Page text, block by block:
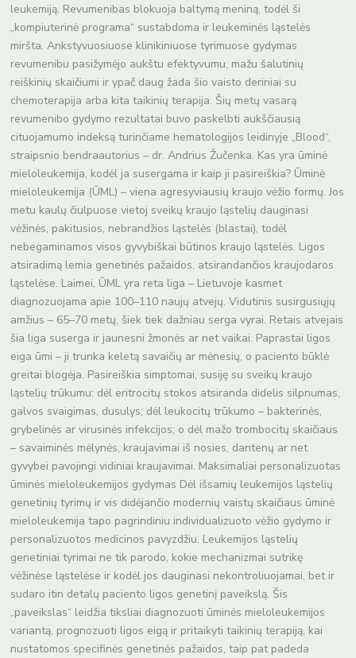
leukemiją. Revumenibas blokuoja baltymą meniną, todėl ši
„kompiuterinė programa“ sustabdoma ir leukeminės ląstelės
miršta. Ankstyvuosiuose klinikiniuose tyrimuose gydymas
revumenibu pasižymėjo aukštu efektyvumu, mažu šalutinių
reiškinių skaičiumi ir ypač daug žada šio vaisto deriniai su
chemoterapija arba kita taikinių terapija. Šių metų vasarą
revumenibo gydymo rezultatai buvo paskelbti aukščiausią
cituojamumo indeksą turinčiame hematologijos leidinyje „Blood“,
straipsnio bendraautorius – dr. Andrius Žučenka. Kas yra ūminė
mieloleukemija, kodėl ja susergama ir kaip ji pasireiškia? Ūminė
mieloleukemija (ŪML) – viena agresyviausių kraujo vėžio formų. Jos
metu kaulų čiulpuose vietoj sveikų kraujo ląstelių dauginasi
vėžinės, pakitusios, nebrandžios ląstelės (blastai), todėl
nebegaminamos visos gyvybiškai būtinos kraujo ląstelės. Ligos
atsiradimą lemia genetinės pažaidos, atsirandančios kraujodaros
ląstelėse. Laimei, ŪML yra reta liga – Lietuvoje kasmet
diagnozuojama apie 100–110 naujų atvejų. Vidutinis susirgusiųjų
amžius – 65–70 metų, šiek tiek dažniau serga vyrai. Retais atvejais
šia liga suserga ir jaunesni žmonės ar net vaikai. Paprastai ligos
eiga ūmi – ji trunka keletą savaičių ar mėnesių, o paciento būklė
greitai blogėja. Pasireiškia simptomai, susiję su sveikų kraujo
ląstelių trūkumu: dėl eritrocitų stokos atsiranda didelis silpnumas,
galvos svaigimas, dusulys; dėl leukocitų trūkumo – bakterinės,
grybelinės ar virusinės infekcijos; o dėl mažo trombocitų skaičiaus
– savaiminės mėlynės, kraujavimai iš nosies, dantenų ar net
gyvybei pavojingi vidiniai kraujavimai. Maksimaliai personalizuotas
ūminės mieloleukemijos gydymas Dėl išsamių leukemijos ląstelių
genetinių tyrimų ir vis didėjančio modernių vaistų skaičiaus ūminė
mieloleukemija tapo pagrindiniu individualizuoto vėžio gydymo ir
personalizuotos medicinos pavyzdžiu. Leukemijos ląstelių
genetiniai tyrimai ne tik parodo, kokie mechanizmai sutrikę
vėžinėse ląstelėse ir kodėl jos dauginasi nekontroliuojamai, bet ir
sudaro itin detalų paciento ligos genetinį paveikslą. Šis
„paveikslas“ leidžia tiksliai diagnozuoti ūminės mieloleukemijos
variantą, prognozuoti ligos eigą ir pritaikyti taikinių terapiją, kai
nustatomos specifinės genetinės pažaidos, taip pat padeda